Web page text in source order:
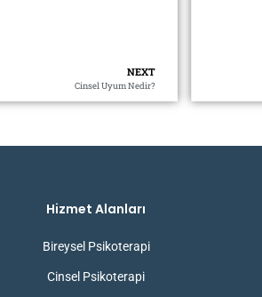
NEXT
Cinsel Uyum Nedir?
Hizmet Alanları
Bireysel Psikoterapi
Cinsel Psikoterapi